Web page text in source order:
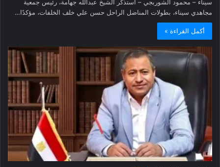
سيناء – محمود الشوربجي – استذكر الشيخ عبدالله جهامة، رئيس جمعية
مجاهدي سيناء، بطولات المناضل الراحل حسن علي خلف الخلفات، مؤكدًا…
أكمل القراءة »